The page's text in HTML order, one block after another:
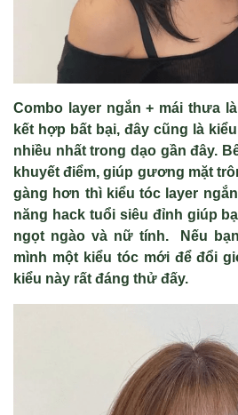
Combo layer ngắn + mái thưa
kết hợp bất bại, đây cũng là
nhiều nhất trong dạo gần đây.
khuyết điểm, giúp gương mặt
gàng hơn thì kiểu tóc layer
năng hack tuổi siêu đỉnh giúp
ngọt ngào và nữ tính. Nếu
mình một kiểu tóc mới để đổi
kiểu này rất đáng thử đấy.